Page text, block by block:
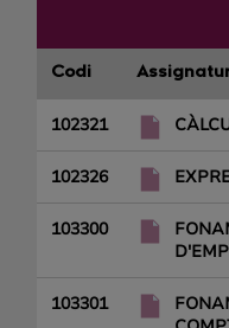
Codi
102321
102326
103300
103301